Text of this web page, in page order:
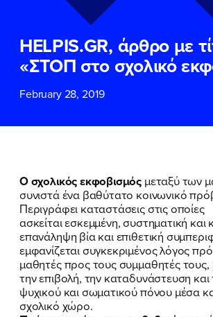
HELPIS.GR, άρθρο με
«ΣΤΟΠ στο σχολικό
February 28, 2019
Ο σχολικός εκφοβισμός μεταξύ των
συνιστά ένα βαθύτατο κοινωνικό
Περιγράφει καταστάσεις στις οποίες
ασκείται εσκεμμένη, συστηματική και
επανάληψη βία και επιθετική
εμφανίζεται συγκεκριμένος λόγος
μαθητές προς τους συμμαθητές
την επιβολή, την καταδυνάστευση
ψυχικού και σωματικού πόνου μέσα
σχολικό χώρο.
ΕΠΙΘΕΤΟ*
ΤΗΛΕΦΩΝΟ*
EMAIL
και τους τους
Χρήσηςτου δικτυακού
Πολιτικού Γραφείου της
Νίκης Κεραμέως
ΥΠΟΒΟΛΗ
ΕΠΙΘΕΤΟ*
ΤΗΛΕΦΩΝΟ
EMAIL
και τους τους
Χρήσηςτου δικτυακού
Πολιτικού Γραφείου της
Νίκης Κεραμέως
ΥΠΟΒΟΛΗ